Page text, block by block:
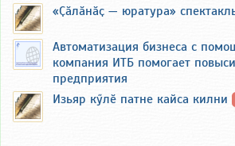
«Ҫӑлӑнӑҫ — юратура»
Автоматизация бизнеса с
компания ИТБ помогает
предприятия
Изьяр кӳлӗ патне кайса килни